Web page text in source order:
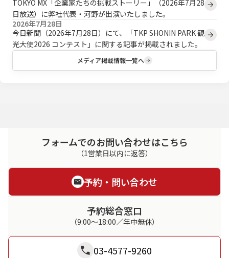
TOKYO MX「企業家たちの挑戦ストーリー」（2026年7月28
日放送）に弊社代表・河野が出演いたしました。
2026年7月28日
今日新聞（2026年7月28日）にて、「TKP SHONIN PARK 観
光大使2026 コンテスト」に関する記事が掲載されました。
メディア掲載情報一覧へ
フォームでのお問い合わせはこちら
（1営業日以内に返答）
予約・問い合わせ
予約総合窓口
（9:00～18:00／年中無休）
03-4577-9260